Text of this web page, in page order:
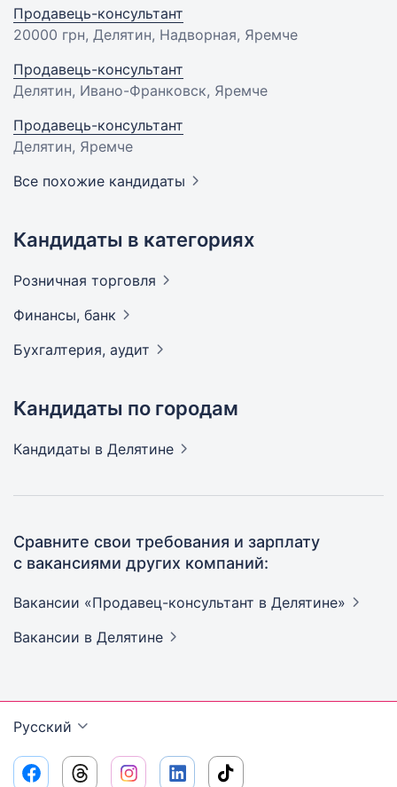
Продавець-консультант
20000 грн, Делятин, Надворная, Яремче
Продавець-консультант
Делятин, Ивано-Франковск, Яремче
Продавець-консультант
Делятин, Яремче
Все похожие кандидаты
Кандидаты в категориях
Розничная торговля
Финансы, банк
Бухгалтерия, аудит
Кандидаты по городам
Кандидаты в Делятине
Сравните свои требования и зарплату
с вакансиями других компаний:
Вакансии «Продавец-консультант в Делятине»
Вакансии в Делятине
Русский